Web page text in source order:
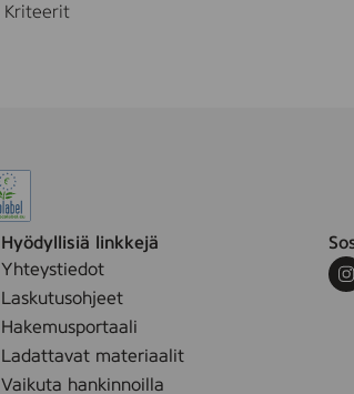
Kriteerit
Hyödyllisiä linkkejä
Yhteystiedot
Laskutusohjeet
Hakemusportaali
Ladattavat materiaalit
Vaikuta hankinnoilla